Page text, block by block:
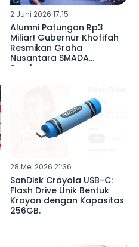
2 Juni 2026 17:15
Alumni Patungan Rp3
Miliar! Gubernur Khofifah
Resmikan Graha
Nusantara SMADA
Surabaya
28 Mei 2026 21:36
SanDisk Crayola USB-C:
Flash Drive Unik Bentuk
Krayon dengan Kapasitas
256GB.